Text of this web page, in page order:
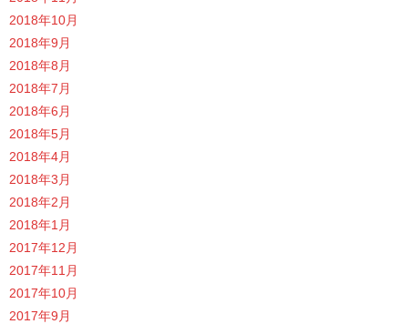
2018年10月
2018年9月
2018年8月
2018年7月
2018年6月
2018年5月
2018年4月
2018年3月
2018年2月
2018年1月
2017年12月
2017年11月
2017年10月
2017年9月